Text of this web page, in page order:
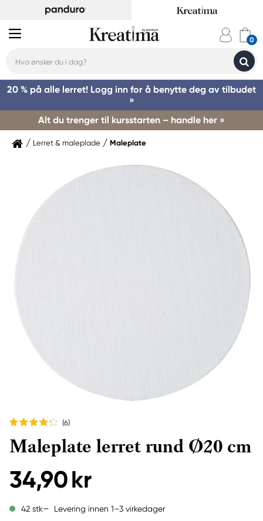
20 % på alle lerret! Logg inn for å benytte deg av tilbudet
»
Alt du trenger til kursstarten – handle her »
Lerret & maleplade Maleplate
(6)
Maleplate lerret rund Ø20 cm
34,90 kr
42 stk Levering innen 1–3 virkedager